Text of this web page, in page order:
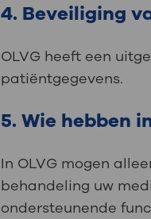
4. Beveiliging
OLVG heeft een
patiëntgegevens.
5. Wie hebben
In OLVG mogen
behandeling uw
ondersteunende